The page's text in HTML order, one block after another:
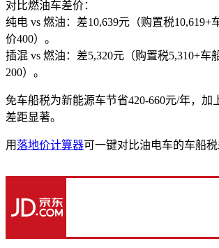
对比燃油车差价：
纯电 vs 燃油：差10,639元（购置税10,619+
价400）。
插混 vs 燃油：差5,320元（购置税5,310+车
200）。
免车船税为新能源车节省420-660元/年，加
差距显著。
用 落地价计算器可一键对比油电车的车船税